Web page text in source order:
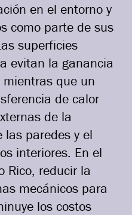
en el entorno y
como parte de sus
superficies
evitan la ganancia
que un
de calor
de la
paredes y el
interiores. En el
Rico, reducir la
mecánicos para
los costos